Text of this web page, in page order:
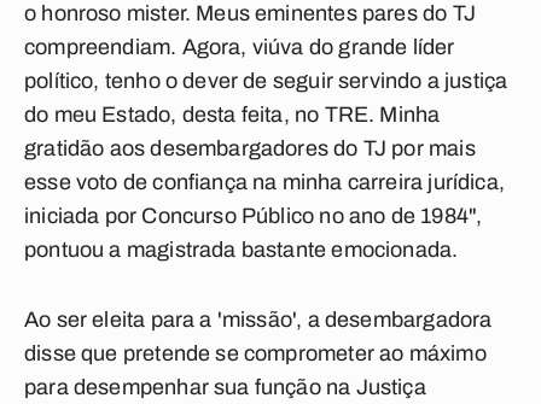
o honroso mister. Meus eminentes pares do TJ
compreendiam. Agora, viúva do grande líder
político, tenho o dever de seguir servindo a justiça
do meu Estado, desta feita, no TRE. Minha
gratidão aos desembargadores do TJ por mais
esse voto de confiança na minha carreira jurídica,
iniciada por Concurso Público no ano de 1984",
pontuou a magistrada bastante emocionada.
Ao ser eleita para a 'missão', a desembargadora
disse que pretende se comprometer ao máximo
para desempenhar sua função na Justiça